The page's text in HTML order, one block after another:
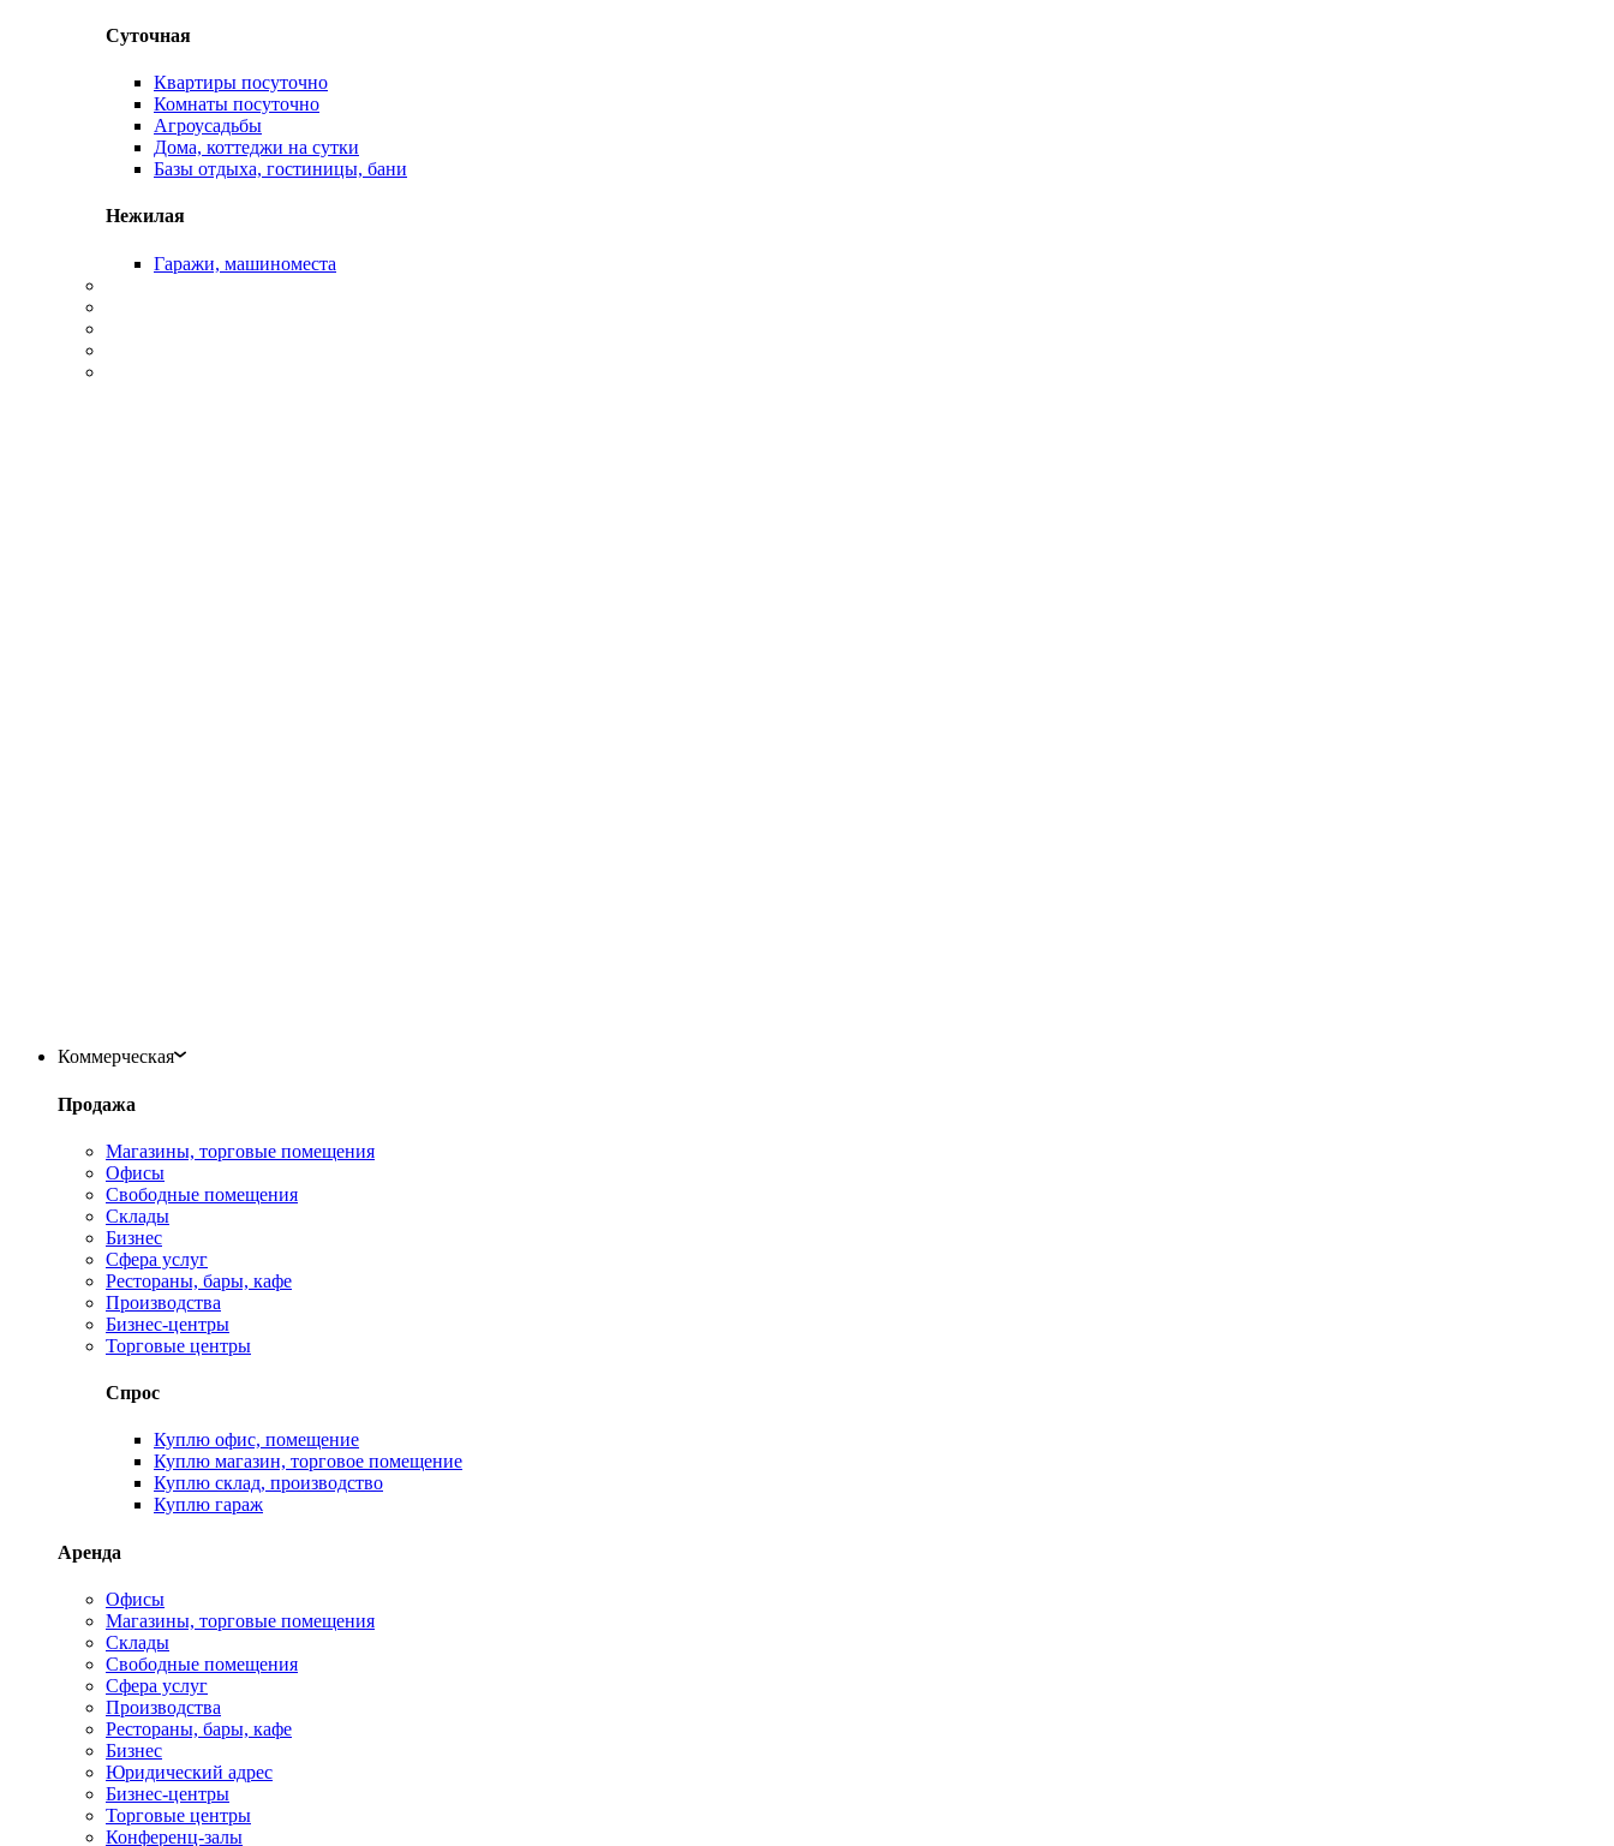
Суточная
Квартиры посуточно
Комнаты посуточно
Агроусадьбы
Дома, коттеджи на сутки
Базы отдыха, гостиницы, бани
Нежилая
Гаражи, машиноместа
Коммерческая
Продажа
Магазины, торговые помещения
Офисы
Свободные помещения
Склады
Бизнес
Сфера услуг
Рестораны, бары, кафе
Производства
Бизнес-центры
Торговые центры
Спрос
Куплю офис, помещение
Куплю магазин, торговое помещение
Куплю склад, производство
Куплю гараж
Аренда
Офисы
Магазины, торговые помещения
Склады
Свободные помещения
Сфера услуг
Производства
Рестораны, бары, кафе
Бизнес
Юридический адрес
Бизнес-центры
Торговые центры
Конференц-залы